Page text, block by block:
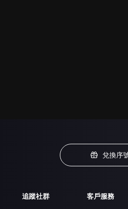
兌換序
追蹤社群 客戶服務